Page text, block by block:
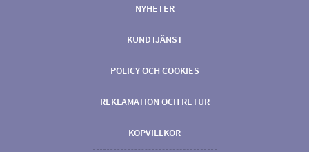
NYHETER
KUNDTJÄNST
POLICY OCH COOKIES
REKLAMATION OCH RETUR
KÖPVILLKOR